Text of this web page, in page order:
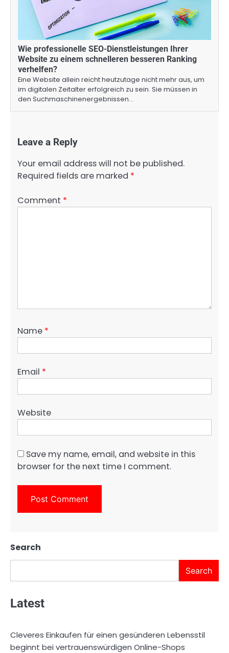
Wie professionelle SEO-Dienstleistungen Ihrer
Website zu einem schnelleren besseren Ranking
verhelfen?
Eine Website allein reicht heutzutage nicht mehr aus, um
im digitalen Zeitalter erfolgreich zu sein. Sie müssen in
den Suchmaschinenergebnissen…
Leave a Reply
Your email address will not be published.
Required fields are marked *
Comment *
Name *
Email *
Website
Save my name, email, and website in this
browser for the next time I comment.
Search
Search
Latest
Cleveres Einkaufen für einen gesünderen Lebensstil
beginnt bei vertrauenswürdigen Online-Shops